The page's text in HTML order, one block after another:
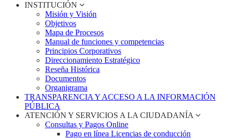
INSTITUCIÓN
Misión y Visión
Objetivos
Mapa de Procesos
Manual de funciones y competencias
Principios Corporativos
Direccionamiento Estratégico
Reseña Histórica
Documentos
Organigrama
TRANSPARENCIA Y ACCESO A LA INFORMACIÓN
PÚBLICA
ATENCIÓN Y SERVICIOS A LA CIUDADANÍA
Consultas y Pagos Online
Pago en línea Licencias de conducción